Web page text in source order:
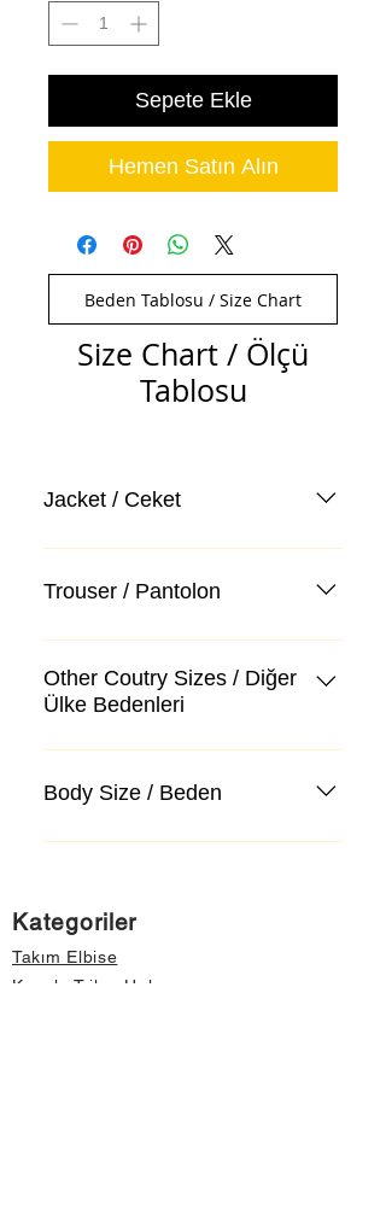
Sepete Ekle
Hemen Satın Alın
Beden Tablosu / Size Chart
Size Chart / Ölçü
Tablosu
Jacket / Ceket
Trouser / Pantolon
Other Coutry Sizes / Diğer
Ülke Bedenleri
Body Size / Beden
Kategoriler
Takım Elbise
Kazak, Triko, Hırka